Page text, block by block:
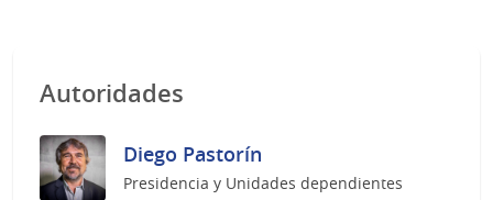
Autoridades
Diego Pastorín
Presidencia y Unidades dependientes